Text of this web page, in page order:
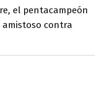
el pentacampeón
contra